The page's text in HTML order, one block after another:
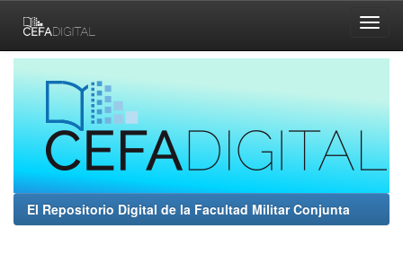
navigation
El Repositorio Digital de la Facultad Militar Conjunta